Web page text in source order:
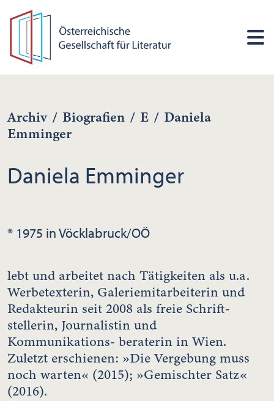
Archiv / Biografien / E / Daniela
Emminger
Daniela Emminger
* 1975 in Vöcklabruck/OÖ
lebt und arbeitet nach Tätigkeiten als u.a.
Werbetexterin, Galeriemitarbeiterin und
Redakteurin seit 2008 als freie Schrift-
stellerin, Journalistin und
Kommunikations- beraterin in Wien.
Zuletzt erschienen: »Die Vergebung muss
noch warten« (2015); »Gemischter Satz«
(2016).